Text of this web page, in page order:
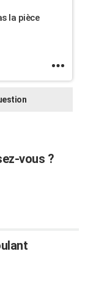
la pièce
vous ?